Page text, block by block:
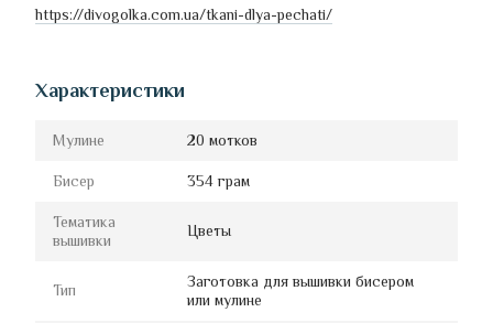
https://divogolka.com.ua/tkani-dlya-pechati/
Характеристики
Мулине 20 мотков
Бисер 354 грам
Тематика
вышивки
Цветы
Тип
Заготовка для вышивки бисером
или мулине